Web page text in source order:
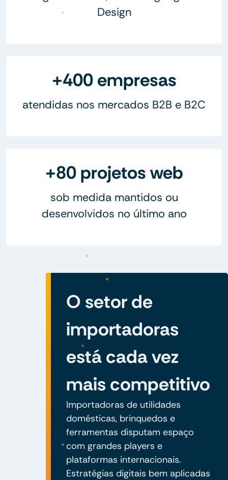
Design
+400 empresas
atendidas nos mercados B2B e B2C
+80 projetos web
sob medida mantidos ou
desenvolvidos no último ano
O setor de
importadoras
está cada vez
mais competitivo
Importadoras de utilidades
domésticas, brinquedos e
ferramentas disputam espaço
com grandes players e
plataformas internacionais.
Estratégias digitais bem aplicadas